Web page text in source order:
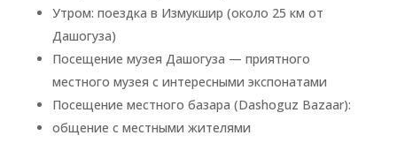
Утром: поездка в Измукшир (около 25 км от
Дашогуза)
Посещение музея Дашогуза — приятного
местного музея с интересными экспонатами
Посещение местного базара (Dashoguz Bazaar):
общение с местными жителями